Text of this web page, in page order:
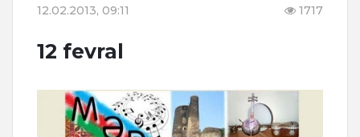
12.02.2013, 09:11 1717
12 fevral